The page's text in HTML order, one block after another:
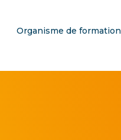
Organisme de formation